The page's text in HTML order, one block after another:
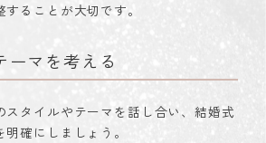
ることが大切です。
ーマを考える
スタイルやテーマを話し合い、結婚式
確にしましょう。